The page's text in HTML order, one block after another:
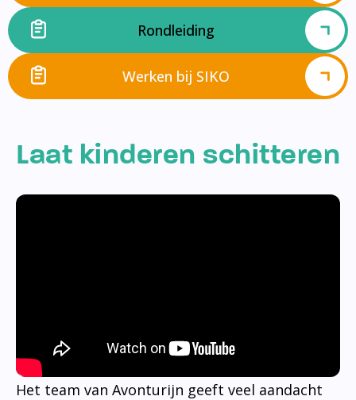
Rondleiding
Werken bij SIKO
Laat kinderen schitteren
Het team van Avonturijn geeft veel aandacht